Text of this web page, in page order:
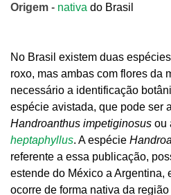
Origem - nativa do Brasil
No Brasil existem duas
roxo, mas ambas com flores da
necessário a identificação
espécie avistada, que pode ser
Handroanthus impetiginosus ou
heptaphyllus. A espécie
referente a essa publicação,
estende do México a Argentina,
ocorre de forma nativa da